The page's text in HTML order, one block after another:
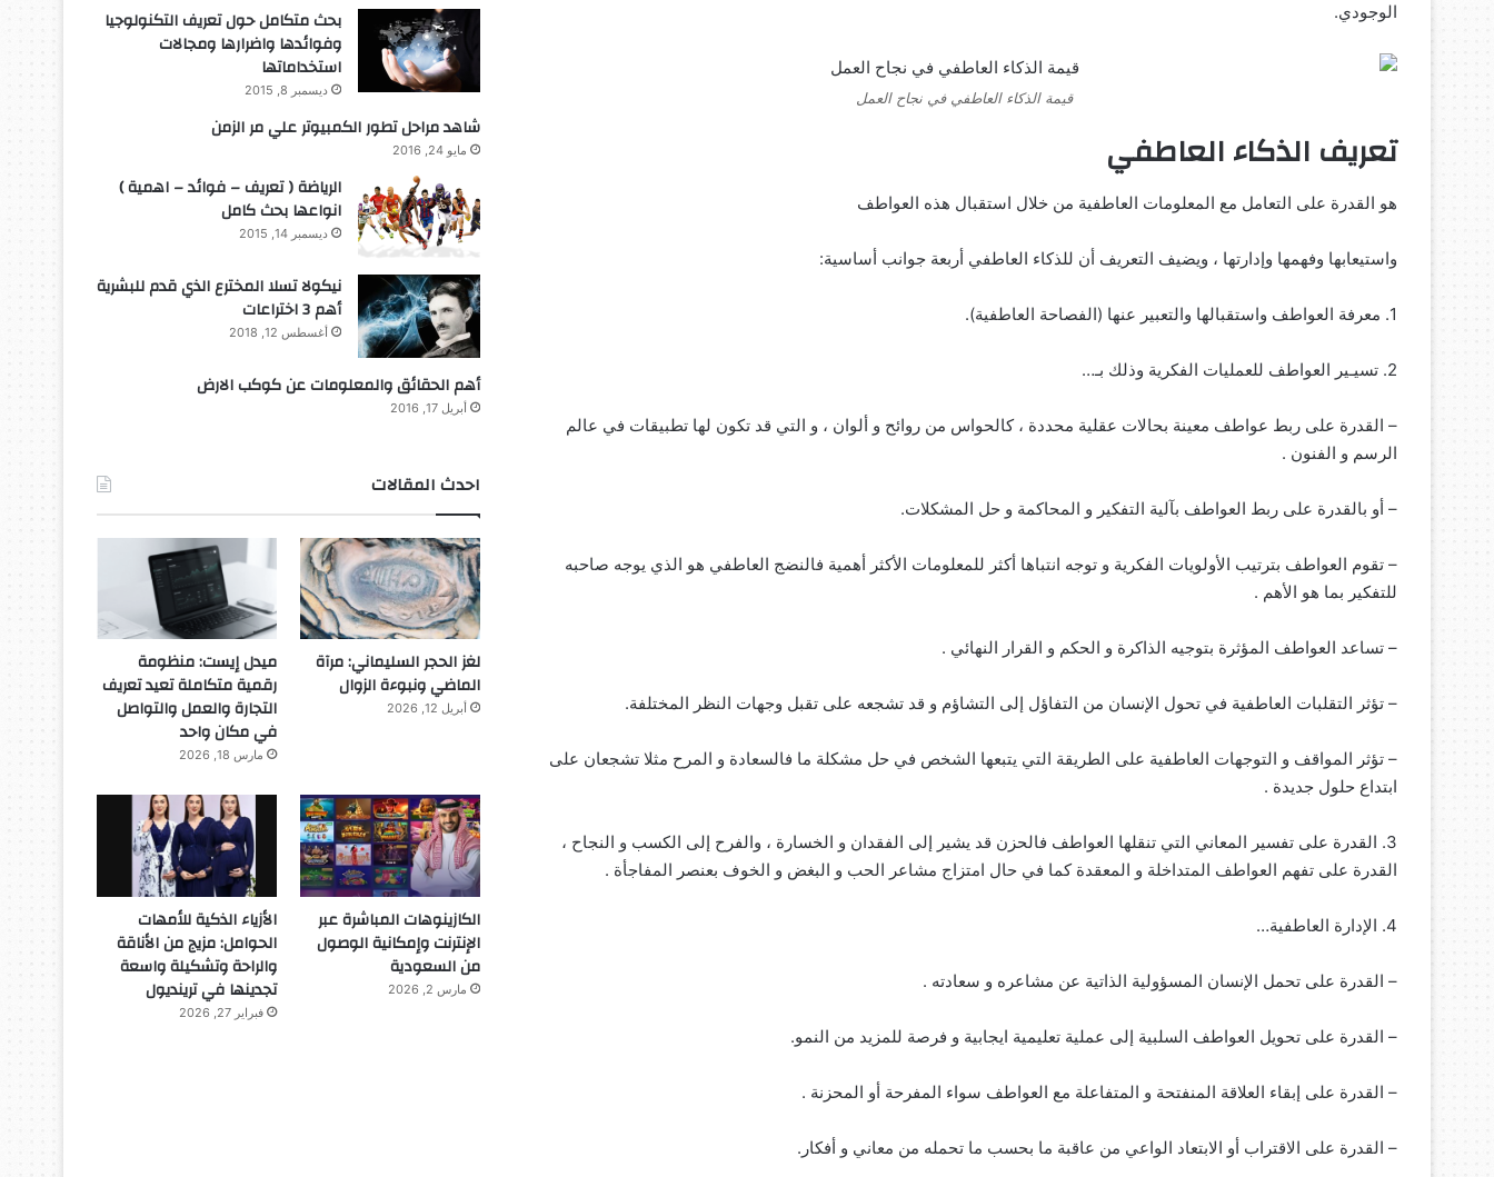
الوجودي.
قيمة الذكاء العاطفي في نجاح العمل
تعريف الذكاء العاطفي
هو القدرة على التعامل مع المعلومات العاطفية من خلال استقبال هذه العواطف
واستيعابها وفهمها وإدارتها ، ويضيف التعريف أن للذكاء العاطفي أربعة جوانب أساسية:
1. معرفة العواطف واستقبالها والتعبير عنها (الفصاحة العاطفية).
2. تسيـير العواطف للعمليات الفكرية وذلك بـ…
– القدرة على ربط عواطف معينة بحالات عقلية محددة ، كالحواس من روائح و ألوان ، و التي قد تكون لها تطبيقات في عالم
الرسم و الفنون .
– أو بالقدرة على ربط العواطف بآلية التفكير و المحاكمة و حل المشكلات.
– تقوم العواطف بترتيب الأولويات الفكرية و توجه انتباها أكثر للمعلومات الأكثر أهمية فالنضج العاطفي هو الذي يوجه صاحبه
للتفكير بما هو الأهم .
– تساعد العواطف المؤثرة بتوجيه الذاكرة و الحكم و القرار النهائي .
– تؤثر التقلبات العاطفية في تحول الإنسان من التفاؤل إلى التشاؤم و قد تشجعه على تقبل وجهات النظر المختلفة.
– تؤثر المواقف و التوجهات العاطفية على الطريقة التي يتبعها الشخص في حل مشكلة ما فالسعادة و المرح مثلا تشجعان على
ابتداع حلول جديدة .
3. القدرة على تفسير المعاني التي تنقلها العواطف فالحزن قد يشير إلى الفقدان و الخسارة ، والفرح إلى الكسب و النجاح ،
القدرة على تفهم العواطف المتداخلة و المعقدة كما في حال امتزاج مشاعر الحب و البغض و الخوف بعنصر المفاجأة .
4. الإدارة العاطفية…
– القدرة على تحمل الإنسان المسؤولية الذاتية عن مشاعره و سعادته .
– القدرة على تحويل العواطف السلبية إلى عملية تعليمية ايجابية و فرصة للمزيد من النمو.
– القدرة على إبقاء العلاقة المنفتحة و المتفاعلة مع العواطف سواء المفرحة أو المحزنة .
– القدرة على الاقتراب أو الابتعاد الواعي من عاقبة ما بحسب ما تحمله من معاني و أفكار.
بحث متكامل حول تعريف التكنولوجيا
وفوائدها واضرارها ومجالات
استخداماتها
ديسمبر 8, 2015
شاهد مراحل تطور الكمبيوتر علي مر الزمن
مايو 24, 2016
الرياضة ( تعريف – فوائد – اهمية )
انواعها بحث كامل
ديسمبر 14, 2015
نيكولا تسلا المخترع الذي قدم للبشرية
أهم 3 اختراعات
أغسطس 12, 2018
أهم الحقائق والمعلومات عن كوكب الارض
أبريل 17, 2016
احدث المقالات
لغز الحجر السليماني: مرآة
الماضي ونبوءة الزوال
أبريل 12, 2026
ميدل إيست: منظومة
رقمية متكاملة تعيد تعريف
التجارة والعمل والتواصل
في مكان واحد
مارس 18, 2026
الكازينوهات المباشرة عبر
الإنترنت وإمكانية الوصول
من السعودية
مارس 2, 2026
الأزياء الذكية للأمهات
الحوامل: مزيج من الأناقة
والراحة وتشكيلة واسعة
تجدينها في ترينديول
فبراير 27, 2026